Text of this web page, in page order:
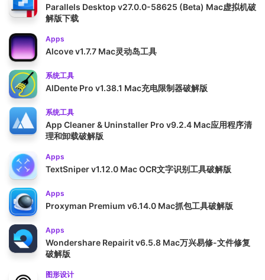
Parallels Desktop v27.0.0-58625 (Beta) Mac虚拟机破
解版下载
Apps
Alcove v1.7.7 Mac灵动岛工具
系统工具
AlDente Pro v1.38.1 Mac充电限制器破解版
系统工具
App Cleaner & Uninstaller Pro v9.2.4 Mac应用程序清
理和卸载破解版
Apps
TextSniper v1.12.0 Mac OCR文字识别工具破解版
Apps
Proxyman Premium v6.14.0 Mac抓包工具破解版
Apps
Wondershare Repairit v6.5.8 Mac万兴易修-文件修复
破解版
图形设计